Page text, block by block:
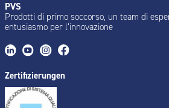
PVS
Prodotti di primo soccorso, un team di
entusiasmo per l’innovazione
Zertifizierungen